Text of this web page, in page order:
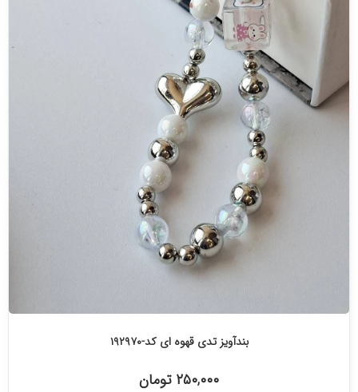
بندآویز تدی قهوه ای کد-۱۹۲۹۷۰
۲۵۰,۰۰۰ تومان